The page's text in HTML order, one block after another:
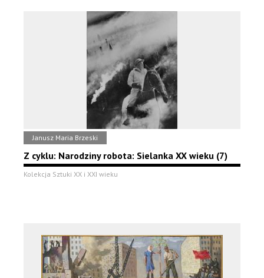
Janusz Maria Brzeski
Z cyklu: Narodziny robota: Sielanka XX wieku (7)
Kolekcja Sztuki XX i XXI wieku